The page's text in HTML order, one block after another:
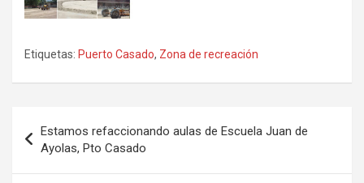
Etiquetas: Puerto Casado, Zona de recreación
de
entradas
Estamos refaccionando aulas de Escuela Juan de
Ayolas, Pto Casado